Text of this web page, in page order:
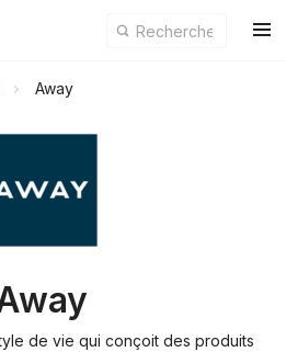
Away
de vie qui conçoit des produits